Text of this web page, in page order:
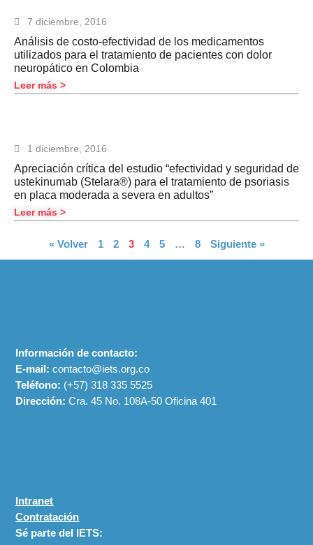
7 diciembre, 2016
Análisis de costo-efectividad de los medicamentos
utilizados para el tratamiento de pacientes con dolor
neuropático en Colombia
Leer más >
1 diciembre, 2016
Apreciación crítica del estudio “efectividad y seguridad de
ustekinumab (Stelara®) para el tratamiento de psoriasis
en placa moderada a severa en adultos”
Leer más >
« Volver 1 2 3 4 5 … 8 Siguiente »
Información de contacto:
E-mail: contacto@iets.org.co
Teléfono: (+57)318 335 5525
Dirección: Cra. 45 No. 108A-50 Oficina 401
Intranet
Contratación
Sé parte del IETS: